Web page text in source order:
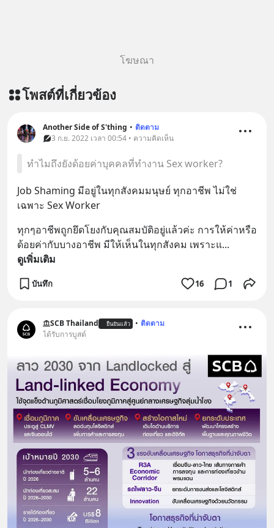
โฆษณา
โพสต์ที่เกี่ยวข้อง
Another Side of S'thing • ติดตาม
3 ก.ย. 2022 เวลา 00:54 • ความคิดเห็น
ทำไมถึงยังด้อยค่าบุคคลที่ทำงาน Sex worker?
Job Shaming มีอยู่ในทุกสังคมมนุษย์ ทุกอาชีพ ไม่ใช่
เฉพาะ Sex Worker
ทุกๆอาชีพถูกยึดโยงกับคุณสมบัติอยู่แล้วค่ะ การให้ค่าหรือ
ด้อยค่ากับบางอาชีพ มีให้เห็นในทุกสังคม เพราะแ...
ดูเพิ่มเติม
บันทึก 16 1
SCB Thailand ยืนยันแล้ว • ติดตาม
ได้รับการบูสต์